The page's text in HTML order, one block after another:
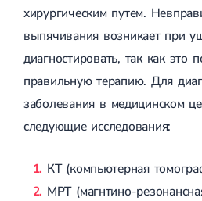
хирургическим путем.
выпячивания возникает при
диагностировать, так как это
правильную терапию. Для
заболевания в медицинском
следующие исследования:
КТ (компьютерная
МРТ (магнтино-